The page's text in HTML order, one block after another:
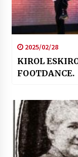
2025/02/28
KIROL
FOOTDANCE.